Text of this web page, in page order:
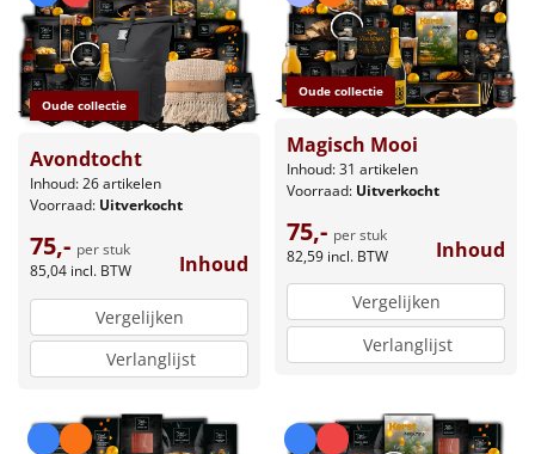
Oude collectie
Avondtocht
Inhoud: 26 artikelen
Voorraad: Uitverkocht
75,- per stuk
85,04 incl. BTW Inhoud
Vergelijken
Verlanglijst
Oude collectie
Magisch Mooi
Inhoud: 31 artikelen
Voorraad: Uitverkocht
75,- per stuk
82,59 incl. BTW Inhoud
Vergelijken
Verlanglijst